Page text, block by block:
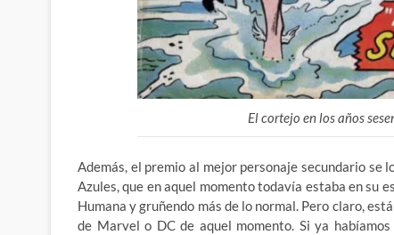
El cortejo en los años
Además, el premio al mejor personaje secundario se
Azules, que en aquel momento todavía estaba en su
Humana y gruñendo más de lo normal. Pero claro,
de Marvel o DC de aquel momento. Si ya